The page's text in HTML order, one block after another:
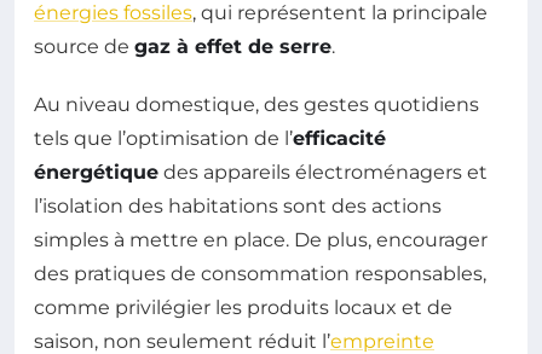
énergies fossiles, qui représentent la principale
source de gaz à effet de serre.
Au niveau domestique, des gestes quotidiens
tels que l’optimisation de l’efficacité
énergétique des appareils électroménagers et
l’isolation des habitations sont des actions
simples à mettre en place. De plus, encourager
des pratiques de consommation responsables,
comme privilégier les produits locaux et de
saison, non seulement réduit l’empreinte